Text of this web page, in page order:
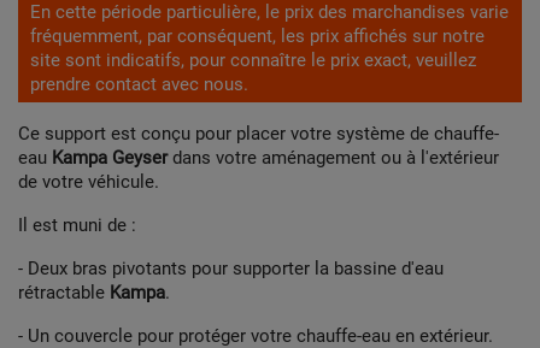
En cette période particulière, le prix des marchandises varie
fréquemment, par conséquent, les prix affichés sur notre
site sont indicatifs, pour connaître le prix exact, veuillez
prendre contact avec nous.
Ce support est conçu pour placer votre système de chauffe-
eau Kampa Geyserdans votre aménagement ou à l'extérieur
de votre véhicule.
Il est muni de :
- Deux bras pivotants pour supporter la bassine d'eau
rétractable Kampa.
- Un couvercle pour protéger votre chauffe-eau en extérieur.